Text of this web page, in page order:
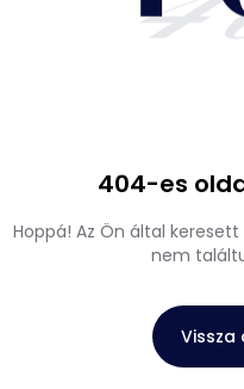
404-es
Hoppá! Az Ön által
nem
Vissza